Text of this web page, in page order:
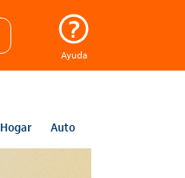
Ayuda
Hogar
Auto